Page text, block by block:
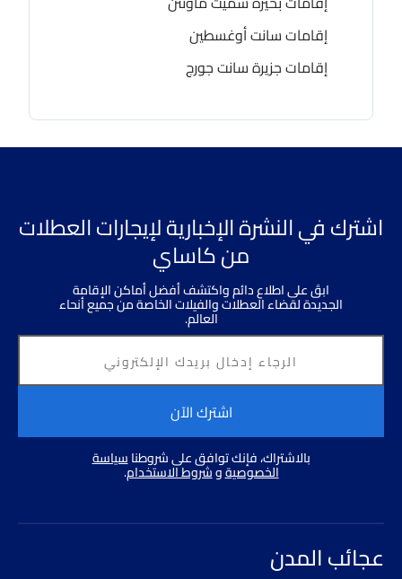
إقامات سانت أوغسطين
إقامات جزيرة سانت جورج
اشترك في النشرة الإخبارية لإيجارات العطلات
من كاساي
ابقَ على اطلاع دائم واكتشف أفضل أماكن الإقامة
الجديدة لقضاء العطلات والفيلات الخاصة من جميع أنحاء
العالم.
اشترك الآن
بالاشتراك، فإنك توافق على شروطناسياسة
الخصوصيةوشروط الاستخدام.
عجائب المدن